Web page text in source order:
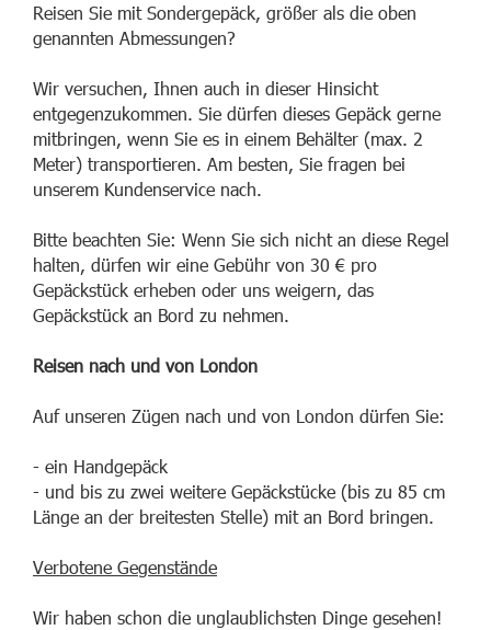
Reisen Sie mit Sondergepäck, größer als die oben
genannten Abmessungen?
Wir versuchen, Ihnen auch in dieser Hinsicht
entgegenzukommen. Sie dürfen dieses Gepäck gerne
mitbringen, wenn Sie es in einem Behälter (max. 2
Meter) transportieren. Am besten, Sie fragen bei
unserem Kundenservice nach.
Bitte beachten Sie: Wenn Sie sich nicht an diese Regel
halten, dürfen wir eine Gebühr von 30 € pro
Gepäckstück erheben oder uns weigern, das
Gepäckstück an Bord zu nehmen.
Reisen nach und von London
Auf unseren Zügen nach und von London dürfen Sie:
- ein Handgepäck
- und bis zu zwei weitere Gepäckstücke (bis zu 85 cm
Länge an der breitesten Stelle) mit an Bord bringen.
Verbotene Gegenstände
Wir haben schon die unglaublichsten Dinge gesehen!